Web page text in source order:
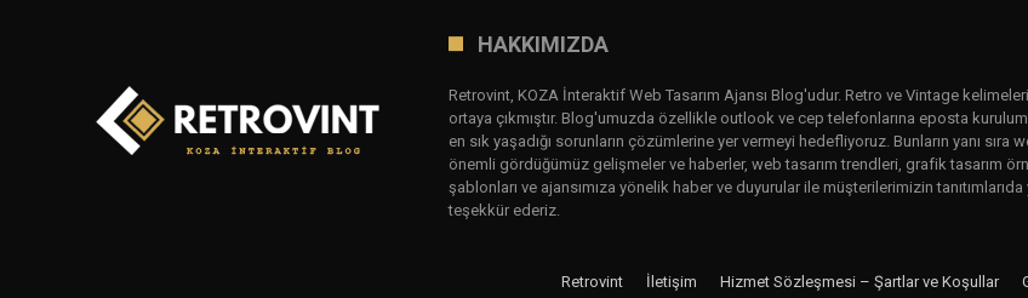
HAKKIMIZDA
Retrovint, KOZA İnteraktif Web Tasarım Ajansı Blog'udur. Retro ve Vintage
ortaya çıkmıştır. Blog'umuzda özellikle outlook ve cep telefonlarına eposta
en sık yaşadığı sorunların çözümlerine yer vermeyi hedefliyoruz. Bunların yanı sıra
önemli gördüğümüz gelişmeler ve haberler, web tasarım trendleri, grafik tasarım
şablonları ve ajansımıza yönelik haber ve duyurular ile müşterilerimizin
teşekkür ederiz.
Retrovint İletişim Hizmet Sözleşmesi – Şartlar ve Koşullar